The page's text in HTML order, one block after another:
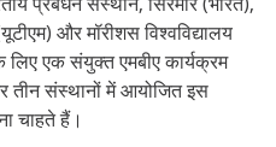
और मॉरीशस विश्वविद्यालय
एक संयुक्त एमबीए कार्यक्रम
तीन संस्थानों में आयोजित इस
चाहते हैं।